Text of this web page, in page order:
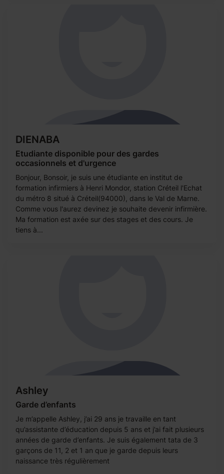
DIENABA
Etudiante disponible pour des gardes
occasionnels et d'urgence
Bonjour, Bonsoir, je suis une étudiante en institut de
formation infirmiers à Henri Mondor, station Créteil l'Echat
du métro 8 situé à Créteil(94000), dans le Val de Marne.
Comme vous l'aurez devinez je souhaite devenir infirmière.
Ma formation est axée sur des stages et des cours. Je
tiens à...
Ashley
Garde d’enfants
Je m’appelle Ashley, j’ai 29 ans je travaille en tant
qu’assistante d’éducation depuis 5 ans et j’ai fait plusieurs
années de garde d’enfants. Je suis également tata de 3
garçons de 11, 2 et 1 an que je garde depuis leurs
naissance très régulièrement